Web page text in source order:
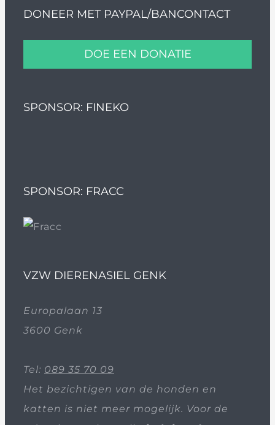
DONEER MET PAYPAL/BANCONTACT
DOE EEN DONATIE
SPONSOR: FINEKO
SPONSOR: FRACC
VZW DIERENASIEL GENK
Europalaan 13
3600 Genk
Tel: 089 35 70 09
Het bezichtigen van de honden en
katten is niet meer mogelijk. Voor de